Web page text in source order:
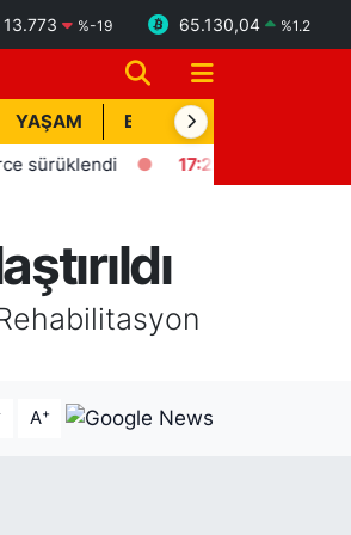
13.773 %-19 65.130,04 %1.2
YAŞAM BİK İLAN
17:22 Tarsus'ta kırsal
A+